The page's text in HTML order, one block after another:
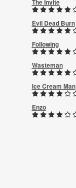
The Invite
Evil Dead Burn
Following
Wasteman
Ice Cream Man
Enzo